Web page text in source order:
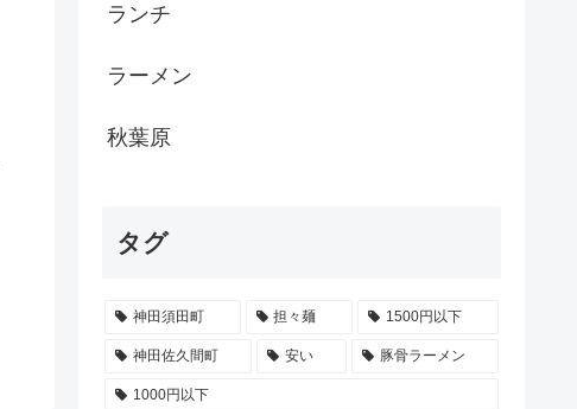
ランチ
ラーメン
秋葉原
タグ
神田須田町 担々麺 1500円以下
神田佐久間町 安い 豚骨ラーメン
1000円以下